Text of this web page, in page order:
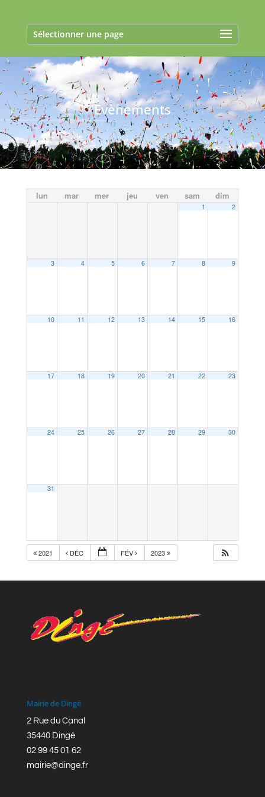
Sélectionner une page
Evènements
lun mar mer jeu ven sam dim
1 2
3 4 5 6 7 8 9
10 11 12 13 14 15 16
17 18 19 20 21 22 23
24 25 26 27 28 29 30
31
2021 DÉC FÉV 2023
Mairie de Dingé
2 Rue du Canal
35440 Dingé
02 99 45 01 62
mairie@dinge.fr